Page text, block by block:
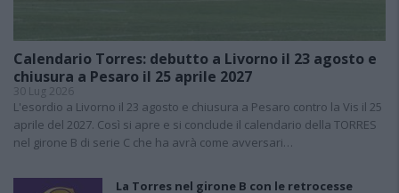
Calendario Torres: debutto a Livorno il 23 agosto e
chiusura a Pesaro il 25 aprile 2027
30 Lug 2026
L'esordio a Livorno il 23 agosto e chiusura a Pesaro contro la Vis il 25
aprile del 2027. Così si apre e si conclude il calendario della TORRES
nel girone B di serie C che ha avrà come avversari…
La Torres nel girone B con le retrocesse